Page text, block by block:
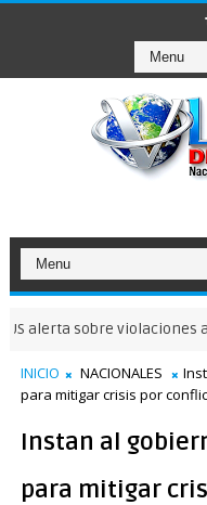
sobre violaciones a
INICIO NACIONALES
para mitigar crisis por
Instan al
para mitigar